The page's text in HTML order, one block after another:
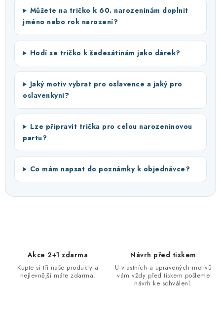
Můžete na tričko k 60. narozeninám doplnit
jméno nebo rok narození?
Hodí se tričko k šedesátinám jako dárek?
Jaký motiv vybrat pro oslavence a jaký pro
oslavenkyni?
Lze připravit trička pro celou narozeninovou
partu?
Co mám napsat do poznámky k objednávce?
Akce 2+1 zdarma
Kupte si tři naše produkty a
nejlevnější máte zdarma.
Návrh před tiskem
U vlastních a upravených motivů
vám vždy před tiskem pošleme
návrh ke schválení.